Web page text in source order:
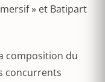
» et Batipart
composition du
concurrents